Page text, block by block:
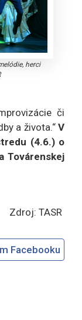
herci
či
a života.“V
(4.6.) o
Továrenskej
Zdroj: TASR
Facebooku